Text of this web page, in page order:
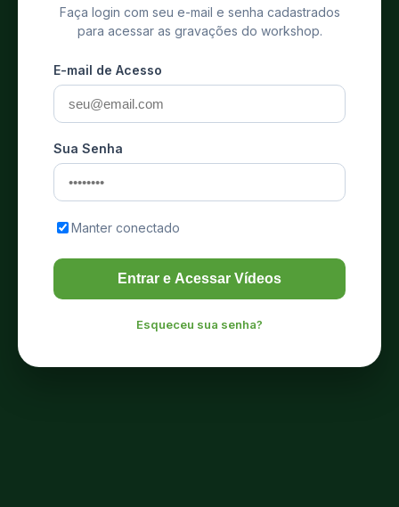
Faça login com seu e-mail e senha cadastrados
para acessar as gravações do workshop.
E-mail de Acesso
Sua Senha
Manter conectado
Entrar e Acessar Vídeos
Esqueceu sua senha?